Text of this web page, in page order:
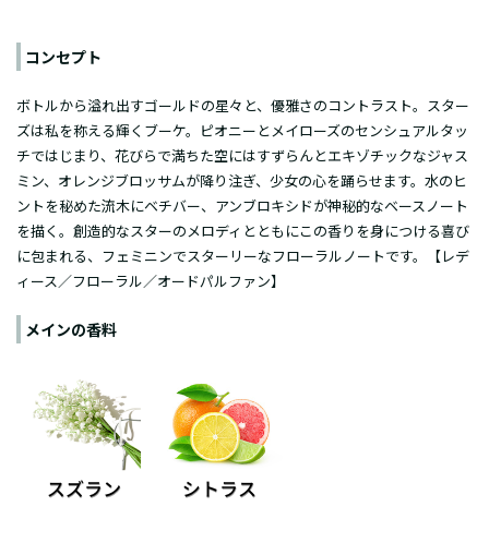
コンセプト
ボトルから溢れ出すゴールドの星々と、優雅さのコントラスト。スター
ズは私を称える輝くブーケ。ピオニーとメイローズのセンシュアルタッ
チではじまり、花びらで満ちた空にはすずらんとエキゾチックなジャス
ミン、オレンジブロッサムが降り注ぎ、少女の心を踊らせます。水のヒ
ントを秘めた流木にベチバー、アンブロキシドが神秘的なベースノート
を描く。創造的なスターのメロディとともにこの香りを身につける喜び
に包まれる、フェミニンでスターリーなフローラルノートです。【レデ
ィース／フローラル／オードパルファン】
メインの香料